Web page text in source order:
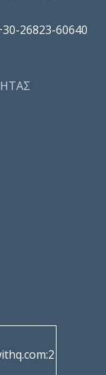
26823-60640